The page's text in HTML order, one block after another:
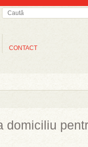
CONTACT
domiciliu